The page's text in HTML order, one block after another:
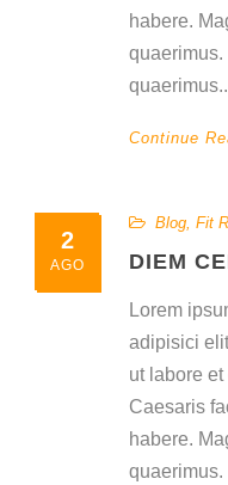
habere.
quaerimus.
Continue
2
AGO
Blog, Fit
DIEM
Lorem
adipisici
ut labore
Caesaris
habere.
quaerimus.